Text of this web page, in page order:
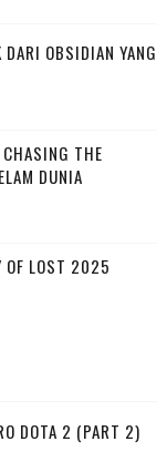
DARI OBSIDIAN YANG
THE
DUNIA
OF LOST 2025
DOTA 2 (PART 2)